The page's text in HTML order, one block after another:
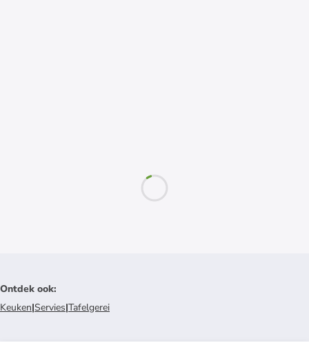
Ontdek ook:
Keuken|Servies|Tafelgerei